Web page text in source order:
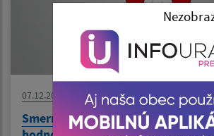
07.12.2020
Smernica o zadávaní zákaziek s